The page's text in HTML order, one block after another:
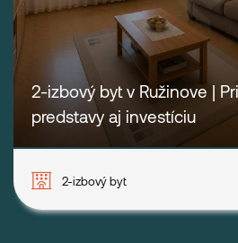
2-izbový byt v Ružinove |
predstavy aj investíciu
2-izbový byt